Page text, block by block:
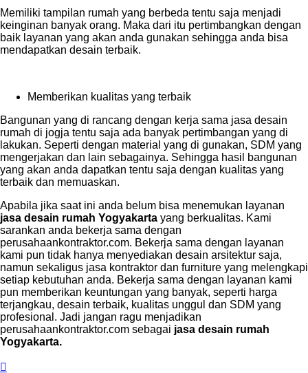
Memiliki tampilan rumah yang berbeda tentu saja menjadi
keinginan banyak orang. Maka dari itu pertimbangkan dengan
baik layanan yang akan anda gunakan sehingga anda bisa
mendapatkan desain terbaik.
Memberikan kualitas yang terbaik
Bangunan yang di rancang dengan kerja sama jasa desain
rumah di jogja tentu saja ada banyak pertimbangan yang di
lakukan. Seperti dengan material yang di gunakan, SDM yang
mengerjakan dan lain sebagainya. Sehingga hasil bangunan
yang akan anda dapatkan tentu saja dengan kualitas yang
terbaik dan memuaskan.
Apabila jika saat ini anda belum bisa menemukan layanan
jasa desain rumah Yogyakarta yang berkualitas. Kami
sarankan anda bekerja sama dengan
perusahaankontraktor.com. Bekerja sama dengan layanan
kami pun tidak hanya menyediakan desain arsitektur saja,
namun sekaligus jasa kontraktor dan furniture yang melengkapi
setiap kebutuhan anda. Bekerja sama dengan layanan kami
pun memberikan keuntungan yang banyak, seperti harga
terjangkau, desain terbaik, kualitas unggul dan SDM yang
profesional. Jadi jangan ragu menjadikan
perusahaankontraktor.com sebagai jasa desain rumah
Yogyakarta.